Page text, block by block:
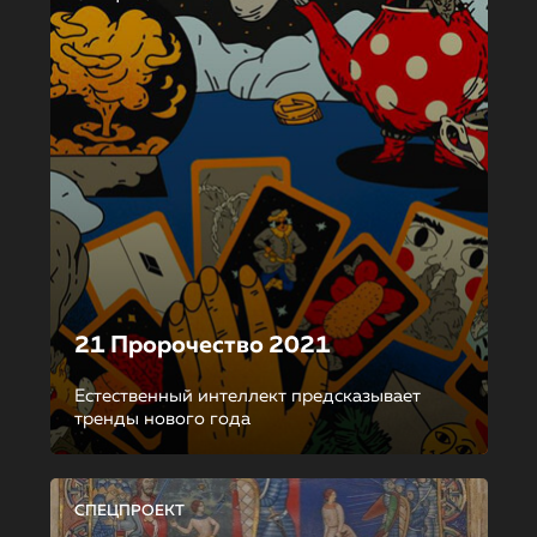
21 Пророчество 2021
Естественный интеллект предсказывает
тренды нового года
СПЕЦПРОЕКТ